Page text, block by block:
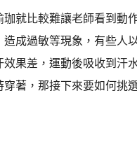
就比較難讓老師看到動
成過敏等現象，有些人
果差，運動後吸收到汗
著，那接下來要如何挑